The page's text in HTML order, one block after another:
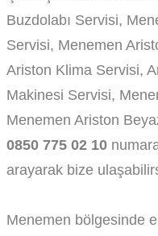
Buzdolabı Servisi,
Servisi, Menemen
Ariston Klima Servisi,
Makinesi Servisi,
Menemen Ariston
0850 775 02 10
arayarak bize
Menemen bölgesinde